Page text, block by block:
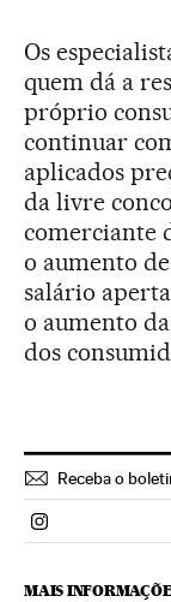
Os
quem dá a
próprio
continuar
aplicados
da livre
comerciante
o aumento
salário
o aumento
dos
Receba o
Politica El País
MAIS